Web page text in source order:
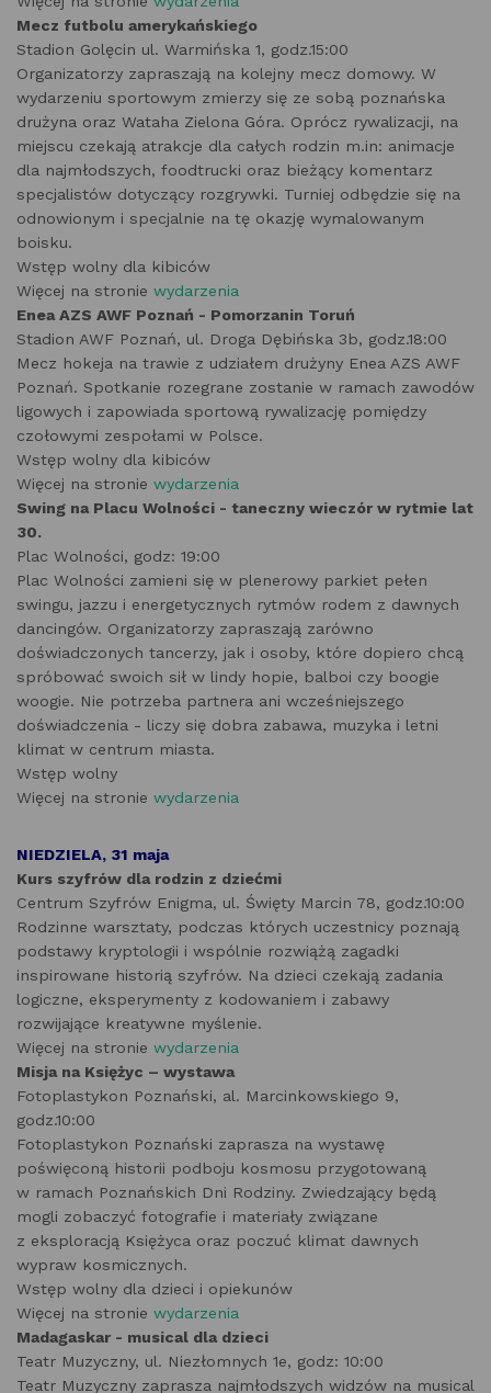
Mecz futbolu amerykańskiego
Stadion Golęcin ul. Warmińska 1, godz.15:00
Organizatorzy zapraszają na kolejny mecz domowy. W
wydarzeniu sportowym zmierzy się ze sobą poznańska
drużyna oraz Wataha Zielona Góra. Oprócz rywalizacji, na
miejscu czekają atrakcje dla całych rodzin m.in: animacje
dla najmłodszych, foodtrucki oraz bieżący komentarz
specjalistów dotyczący rozgrywki. Turniej odbędzie się na
odnowionym i specjalnie na tę okazję wymalowanym
boisku.
Wstęp wolny dla kibiców
Więcej na stronie wydarzenia
Enea AZS AWF Poznań - Pomorzanin Toruń
Stadion AWF Poznań, ul. Droga Dębińska 3b, godz.18:00
Mecz hokeja na trawie z udziałem drużyny Enea AZS AWF
Poznań. Spotkanie rozegrane zostanie w ramach zawodów
ligowych i zapowiada sportową rywalizację pomiędzy
czołowymi zespołami w Polsce.
Wstęp wolny dla kibiców
Więcej na stronie wydarzenia
Swing na Placu Wolności - taneczny wieczór w rytmie lat
30.
Plac Wolności, godz: 19:00
Plac Wolności zamieni się w plenerowy parkiet pełen
swingu, jazzu i energetycznych rytmów rodem z dawnych
dancingów. Organizatorzy zapraszają zarówno
doświadczonych tancerzy, jak i osoby, które dopiero chcą
spróbować swoich sił w lindy hopie, balboi czy boogie
woogie. Nie potrzeba partnera ani wcześniejszego
doświadczenia - liczy się dobra zabawa, muzyka i letni
klimat w centrum miasta.
Wstęp wolny
Więcej na stronie wydarzenia
NIEDZIELA, 31 maja
Kurs szyfrów dla rodzin z dziećmi
Centrum Szyfrów Enigma, ul. Święty Marcin 78, godz.10:00
Rodzinne warsztaty, podczas których uczestnicy poznają
podstawy kryptologii i wspólnie rozwiążą zagadki
inspirowane historią szyfrów. Na dzieci czekają zadania
logiczne, eksperymenty z kodowaniem i zabawy
rozwijające kreatywne myślenie.
Więcej na stronie wydarzenia
Misja na Księżyc – wystawa
Fotoplastykon Poznański, al. Marcinkowskiego 9,
godz.10:00
Fotoplastykon Poznański zaprasza na wystawę
poświęconą historii podboju kosmosu przygotowaną
w ramach Poznańskich Dni Rodziny. Zwiedzający będą
mogli zobaczyć fotografie i materiały związane
z eksploracją Księżyca oraz poczuć klimat dawnych
wypraw kosmicznych.
Wstęp wolny dla dzieci i opiekunów
Więcej na stronie wydarzenia
Madagaskar - musical dla dzieci
Teatr Muzyczny, ul. Niezłomnych 1e, godz: 10:00
Teatr Muzyczny zaprasza najmłodszych widzów na musical